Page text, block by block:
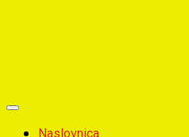
Primary
MenuNaslovnica